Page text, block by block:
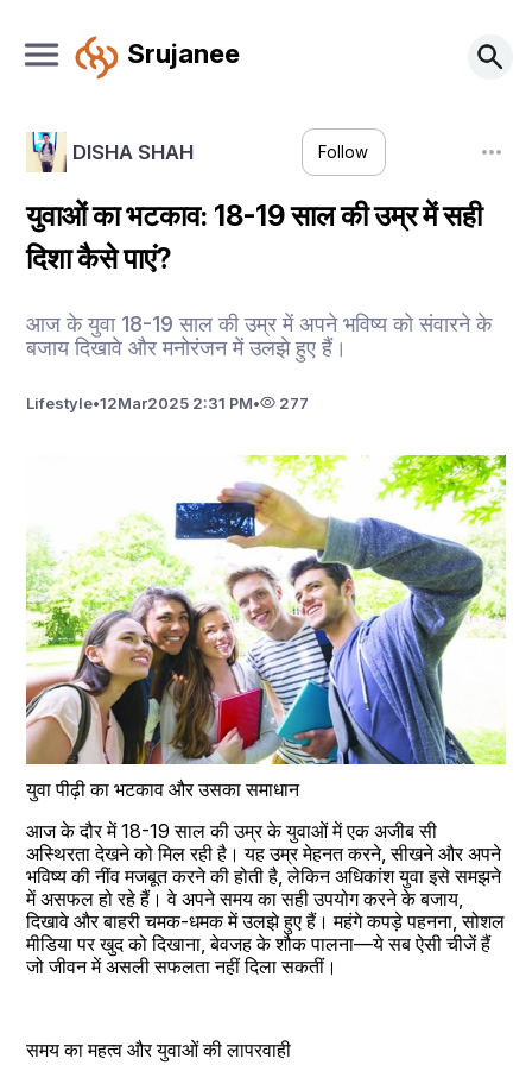
Srujanee
DISHA SHAH Follow
युवाओं का भटकाव: 18-19 साल की उम्र में सही
दिशा कैसे पाएं?
आज के युवा 18-19 साल की उम्र में अपने भविष्य को संवारने के
बजाय दिखावे और मनोरंजन में उलझे हुए हैं।
Lifestyle•12Mar2025 2:31 PM• 277
युवा पीढ़ी का भटकाव और उसका समाधान
आज के दौर में 18-19 साल की उम्र के युवाओं में एक अजीब सी
अस्थिरता देखने को मिल रही है। यह उम्र मेहनत करने, सीखने और अपने
भविष्य की नींव मजबूत करने की होती है, लेकिन अधिकांश युवा इसे समझने
में असफल हो रहे हैं। वे अपने समय का सही उपयोग करने के बजाय,
दिखावे और बाहरी चमक-धमक में उलझे हुए हैं। महंगे कपड़े पहनना, सोशल
मीडिया पर खुद को दिखाना, बेवजह के शौक पालना—ये सब ऐसी चीजें हैं
जो जीवन में असली सफलता नहीं दिला सकतीं।
समय का महत्व और युवाओं की लापरवाही